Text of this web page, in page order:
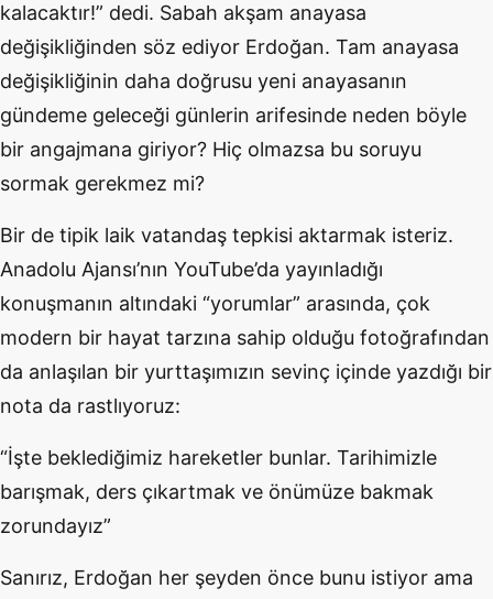
kalacaktır!” dedi. Sabah akşam anayasa
değişikliğinden söz ediyor Erdoğan. Tam anayasa
değişikliğinin daha doğrusu yeni anayasanın
gündeme geleceği günlerin arifesinde neden böyle
bir angajmana giriyor? Hiç olmazsa bu soruyu
sormak gerekmez mi?
Bir de tipik laik vatandaş tepkisi aktarmak isteriz.
Anadolu Ajansı’nın YouTube’da yayınladığı
konuşmanın altındaki “yorumlar” arasında, çok
modern bir hayat tarzına sahip olduğu fotoğrafından
da anlaşılan bir yurttaşımızın sevinç içinde yazdığı bir
nota da rastlıyoruz:
“İşte beklediğimiz hareketler bunlar. Tarihimizle
barışmak, ders çıkartmak ve önümüze bakmak
zorundayız”
Sanırız, Erdoğan her şeyden önce bunu istiyor ama